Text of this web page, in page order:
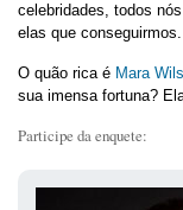
celebridades, todos
elas que conseguirmos.
O quão rica é Mara
sua imensa fortuna?
Participe da enquete: